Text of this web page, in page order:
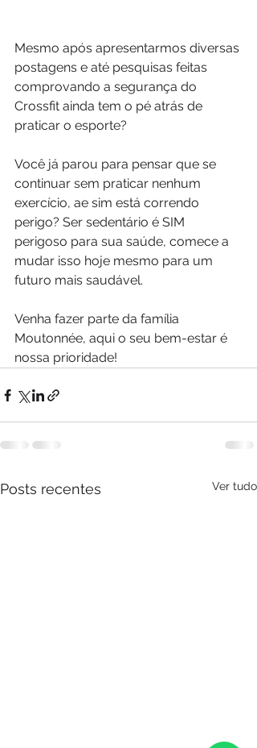
Mesmo após apresentarmos diversas
postagens e até pesquisas feitas
comprovando a segurança do
Crossfit ainda tem o pé atrás de
praticar o esporte?
Você já parou para pensar que se
continuar sem praticar nenhum
exercício, ae sim está correndo
perigo? Ser sedentário é SIM
perigoso para sua saúde, comece a
mudar isso hoje mesmo para um
futuro mais saudável.
Venha fazer parte da família
Moutonnée, aqui o seu bem-estar é
nossa prioridade!
Posts recentes Ver tudo